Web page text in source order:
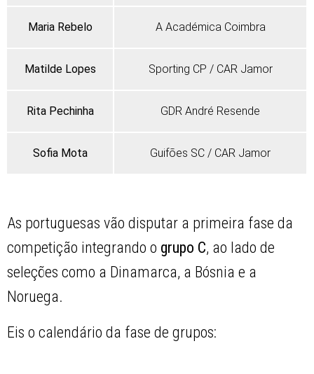
Maria Rebelo A Académica Coimbra
Matilde Lopes Sporting CP / CAR Jamor
Rita Pechinha GDR André Resende
Sofia Mota Guifões SC / CAR Jamor
As portuguesas vão disputar a primeira fase da
competição integrando o grupo C, ao lado de
seleções como a Dinamarca, a Bósnia e a
Noruega.
Eis o calendário da fase de grupos: